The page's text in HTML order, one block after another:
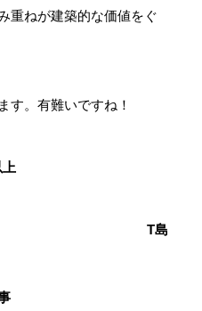
重ねが建築的な価値をぐ
す。有難いですね！
上
T島